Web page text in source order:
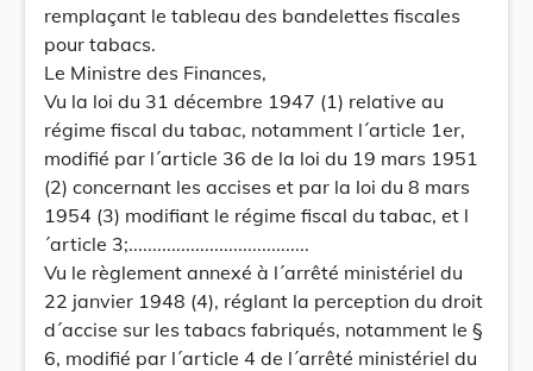
remplaçant le tableau des bandelettes fiscales
pour tabacs.
Le Ministre des Finances,
Vu la loi du 31 décembre 1947 (1) relative au
régime fiscal du tabac, notamment l´article 1er,
modifié par l´article 36 de la loi du 19 mars 1951
(2) concernant les accises et par la loi du 8 mars
1954 (3) modifiant le régime fiscal du tabac, et l
´article 3;......................................
Vu le règlement annexé à l´arrêté ministériel du
22 janvier 1948 (4), réglant la perception du droit
d´accise sur les tabacs fabriqués, notamment le §
6, modifié par l´article 4 de l´arrêté ministériel du